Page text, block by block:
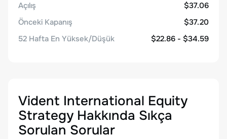
Açılış
$37.06
Önceki Kapanış
$37.20
52 Hafta En Yüksek/Düşük
$22.86 - $34.59
Vident International Equity
Strategy Hakkında Sıkça
Sorulan Sorular